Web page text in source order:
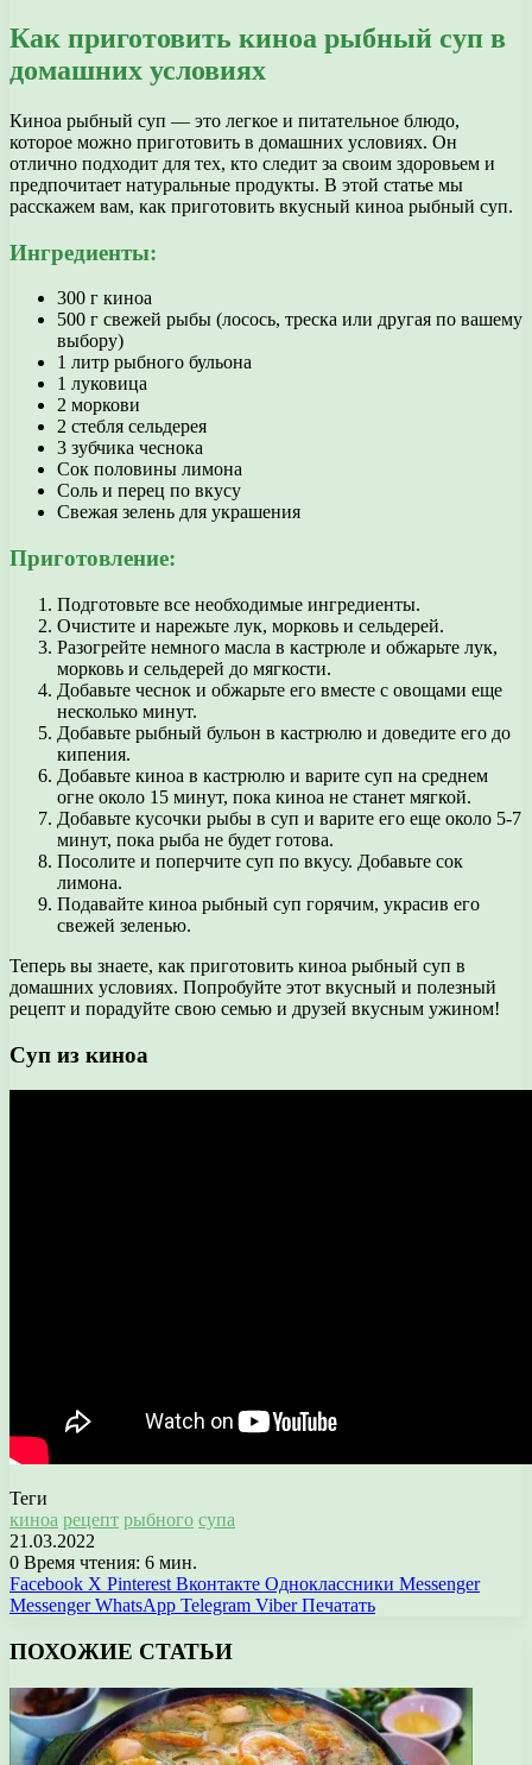
Как приготовить киноа рыбный суп в
домашних условиях
Киноа рыбный суп — это легкое и питательное блюдо,
которое можно приготовить в домашних условиях. Он
отлично подходит для тех, кто следит за своим здоровьем и
предпочитает натуральные продукты. В этой статье мы
расскажем вам, как приготовить вкусный киноа рыбный суп.
Ингредиенты:
300 г киноа
500 г свежей рыбы (лосось, треска или другая по вашему
выбору)
1 литр рыбного бульона
1 луковица
2 моркови
2 стебля сельдерея
3 зубчика чеснока
Сок половины лимона
Соль и перец по вкусу
Свежая зелень для украшения
Приготовление:
Подготовьте все необходимые ингредиенты.
Очистите и нарежьте лук, морковь и сельдерей.
Разогрейте немного масла в кастрюле и обжарьте лук,
морковь и сельдерей до мягкости.
Добавьте чеснок и обжарьте его вместе с овощами еще
несколько минут.
Добавьте рыбный бульон в кастрюлю и доведите его до
кипения.
Добавьте киноа в кастрюлю и варите суп на среднем
огне около 15 минут, пока киноа не станет мягкой.
Добавьте кусочки рыбы в суп и варите его еще около 5-7
минут, пока рыба не будет готова.
Посолите и поперчите суп по вкусу. Добавьте сок
лимона.
Подавайте киноа рыбный суп горячим, украсив его
свежей зеленью.
Теперь вы знаете, как приготовить киноа рыбный суп в
домашних условиях. Попробуйте этот вкусный и полезный
рецепт и порадуйте свою семью и друзей вкусным ужином!
Суп из киноа
Теги
киноа рецепт рыбного супа
21.03.2022
0 Время чтения: 6 мин.
Facebook X Pinterest Вконтакте Одноклассники Messenger
Messenger WhatsApp Telegram Viber Печатать
ПОХОЖИЕ СТАТЬИ